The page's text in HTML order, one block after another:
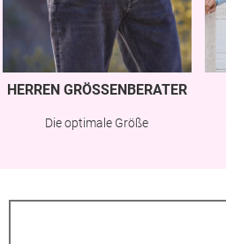
HERREN GRÖSSENBERATER
Die optimale Größe